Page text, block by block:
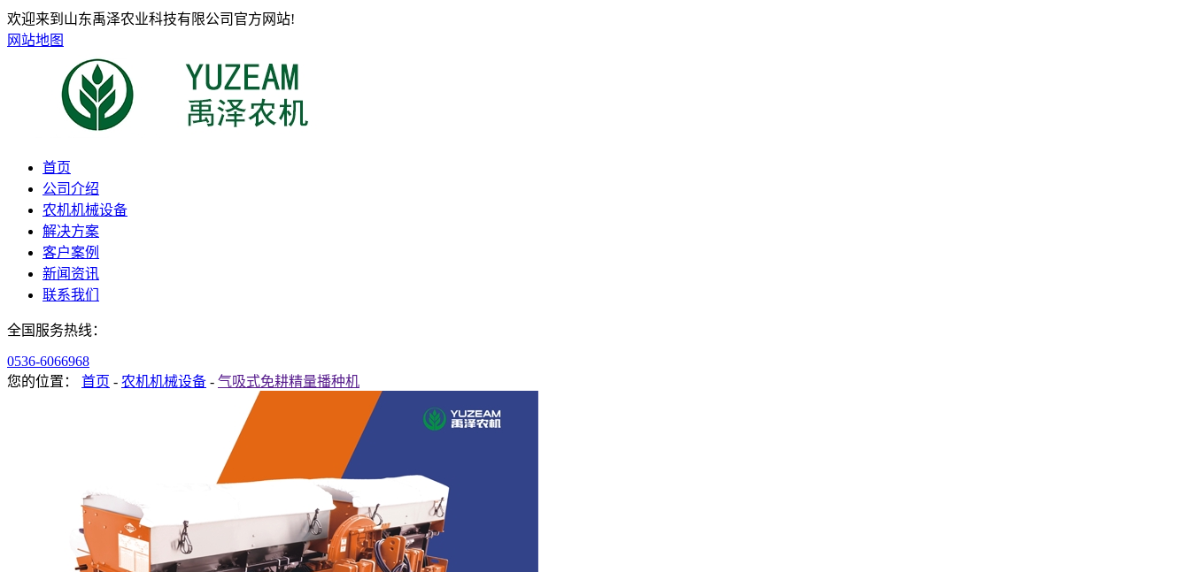
欢迎来到山东禹泽农业科技有限公司官方网站!
网站地图
首页
公司介绍
农机机械设备
解决方案
客户案例
新闻资讯
联系我们
全国服务热线：
0536-6066968
您的位置： 首页 - 农机机械设备 - 气吸式免耕精量播种机